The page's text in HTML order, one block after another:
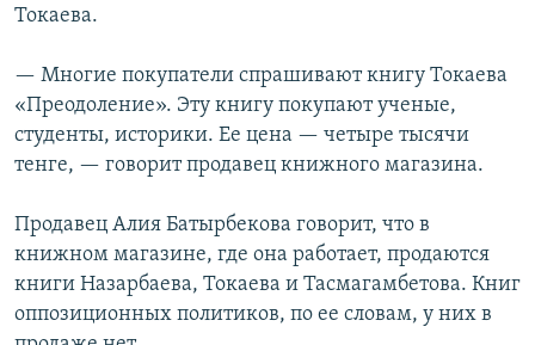
Токаева.
— Многие покупатели спрашивают книгу Токаева
«Преодоление». Эту книгу покупают ученые,
студенты, историки. Ее цена — четыре тысячи
тенге, — говорит продавец книжного магазина.
Продавец Алия Батырбекова говорит, что в
книжном магазине, где она работает, продаются
книги Назарбаева, Токаева и Тасмагамбетова. Книг
оппозиционных политиков, по ее словам, у них в